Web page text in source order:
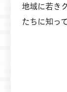
地域に若き
たちに知っ